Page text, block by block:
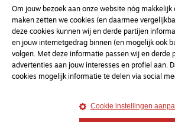
Kvk-nummer 33277063
NL46 INGB 0117 5827 86
info@onderwegonline.nl
Om jouw bezoek aan onze website nóg makkelijk
maken zetten we cookies (en daarmee
deze cookies kunnen wij en derde partijen
en jouw internetgedrag binnen (en mogelijk ook
volgen. Met deze informatie passen wij en derde
advertenties aan jouw interesses en profiel aan.
cookies mogelijk informatie te delen via social
Cookie instellingen